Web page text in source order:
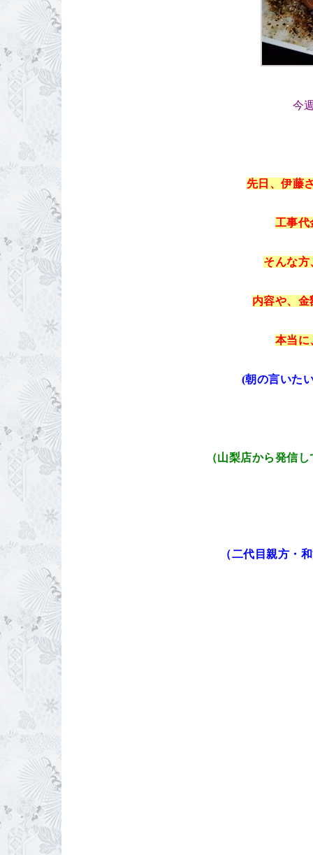
今
先 日、伊藤
工事
そんな方
内容や、
本当に
(朝の言いた
（山梨店から発信
（二代目親方・